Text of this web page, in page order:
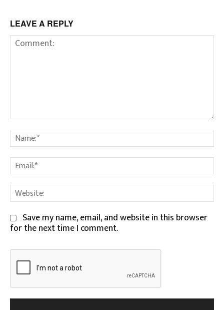
LEAVE A REPLY
Comment:
Save my name, email, and website in this browser
for the next time I comment.